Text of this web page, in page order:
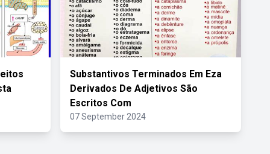
Substantivos Terminados Em Eza
Derivados De Adjetivos São
Escritos Com
07 September 2024